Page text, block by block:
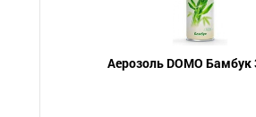
Аерозоль DOMO